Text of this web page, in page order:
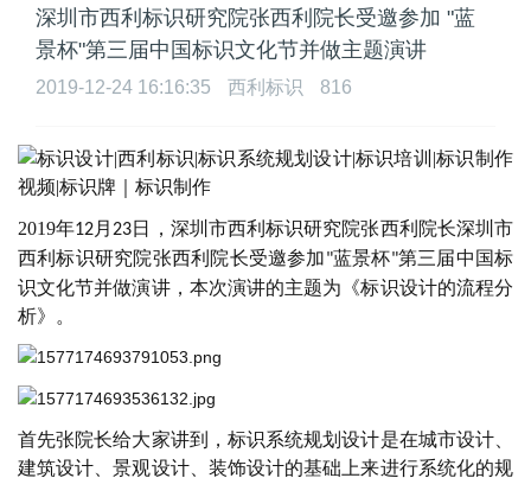
深圳市西利标识研究院张西利院长受邀参加 "蓝
景杯"第三届中国标识文化节并做主题演讲
2019-12-24 16:16:35 西利标识 816
2019年12月 23日，深圳市西利标识研究院张西利院长深圳市
西利标识研究院张西利院长受邀参加"蓝景杯"第三届中国标
识文化节并做演讲，本次演讲的主题为《标识设计的流程分
析》。
首先张院长给大家讲到，标识系统规划设计是在城市设计、
建筑设计、景观设计、装饰设计的基础上来进行系统化的规